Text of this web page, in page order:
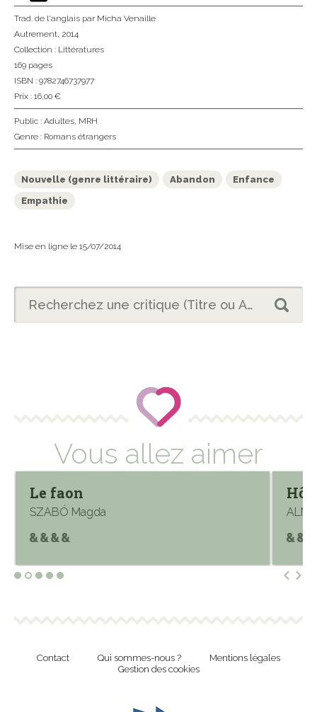
Trad. de l'anglais par Micha Venaille
Autrement, 2014
Collection : Littératures
169 pages
ISBN : 9782746737977
Prix : 16,00 €
Public : Adultes, MRH
Genre : Romans étrangers
Nouvelle (genre littéraire) Abandon
Enfance
Empathie
Mise en ligne le 15/07/2014
Vous allez aimer
Le faon
SZABÓ Magda
Contact Qui sommes-nous ?
Mentions légales
Gestion des cookies